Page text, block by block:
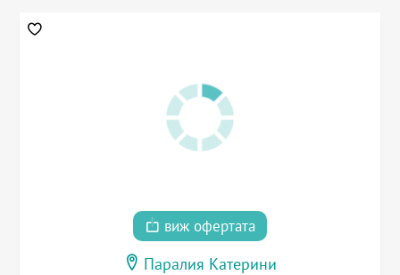
виж офертата
Паралия Катерини